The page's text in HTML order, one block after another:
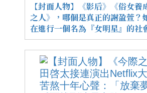
【封面人物】《影后》《俗女養
之人》，哪個是真正的謝盈萱？
在進行一個名為『女明星』的社